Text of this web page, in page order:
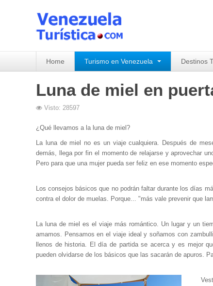
Home Turismo en Venezuela Destinos
Luna de miel en
Visto: 28597
¿Qué llevamos a la luna de miel?
La luna de miel no es un viaje cualquiera. Después de
demás, llega por fin el momento de relajarse y aprovechar
Pero para que una mujer pueda ser feliz en ese momento
Los consejos básicos que no podrán faltar durante los días
contra el dolor de muelas. Porque... "más vale prevenir que
La luna de miel es el viaje más romántico. Un lugar y un
amamos. Pensamos en el viaje ideal y soñamos con
llenos de historia. El día de partida se acerca y es mejor
pueden olvidarse de los básicos que las sacarán de apuros.